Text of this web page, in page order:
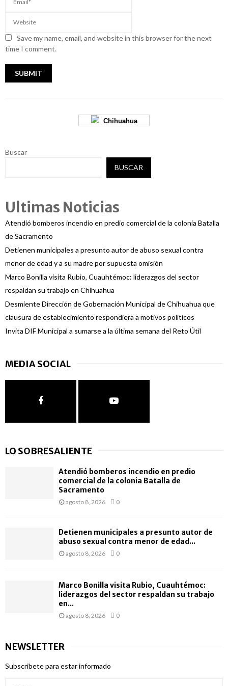
Save my name, email, and website in this browser for the next
time I comment.
Chihuahua
Buscar
BUSCAR
Ultimas Noticias
Atendió bomberos incendio en predio comercial de la colonia Batalla
de Sacramento
Detienen municipales a presunto autor de abuso sexual contra
menor de edad y a su madre por supuesta omisión
Marco Bonilla visita Rubio, Cuauhtémoc: liderazgos del sector
respaldan su trabajo en Chihuahua
Desmiente Dirección de Gobernación Municipal de Chihuahua que
clausura de establecimiento respondiera a motivos políticos
Invita DIF Municipal a sumarse a la última semana del Reto Útil
MEDIA SOCIAL
LO SOBRESALIENTE
Atendió bomberos incendio en predio
comercial de la colonia Batalla de
Sacramento
agosto 8, 2026 0
Detienen municipales a presunto autor de
abuso sexual contra menor de edad...
agosto 8, 2026 0
Marco Bonilla visita Rubio, Cuauhtémoc:
liderazgos del sector respaldan su trabajo
en...
agosto 8, 2026 0
NEWSLETTER
Subscribete para estar informado